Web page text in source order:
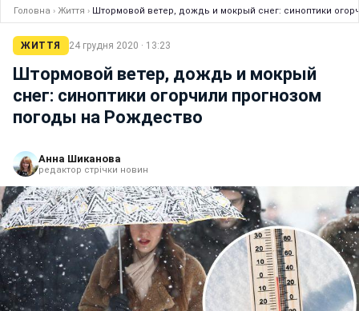
Головна › Життя › Штормовой ветер, дождь и мокрый снег: синоптики
ЖИТТЯ 24 грудня 2020 · 13:23
Штормовой ветер, дождь и мокрый
снег: синоптики огорчили прогнозом
погоды на Рождество
Анна Шиканова
редактор стрічки новин